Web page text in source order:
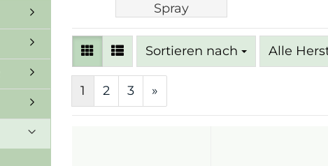
Spray
Sortieren nach
Sortieren nach Alle
1 2 3 »